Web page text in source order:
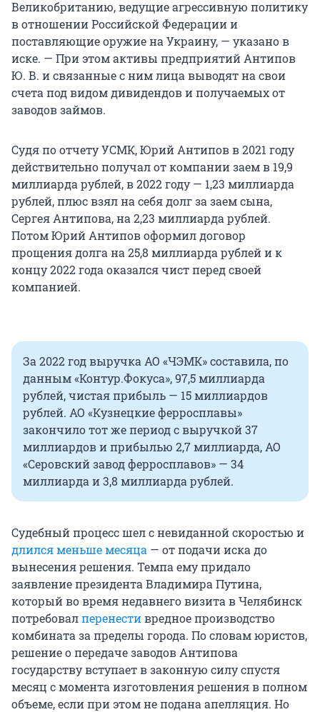
Великобританию, ведущие агрессивную политику
в отношении Российской Федерации и
поставляющие оружие на Украину, — указано в
иске. — При этом активы предприятий Антипов
Ю. В. и связанные с ним лица выводят на свои
счета под видом дивидендов и получаемых от
заводов займов.
Судя по отчету УСМК, Юрий Антипов в 2021 году
действительно получал от компании заем в 19,9
миллиарда рублей, в 2022 году — 1,23 миллиарда
рублей, плюс взял на себя долг за заем сына,
Сергея Антипова, на 2,23 миллиарда рублей.
Потом Юрий Антипов оформил договор
прощения долга на 25,8 миллиарда рублей и к
концу 2022 года оказался чист перед своей
компанией.
За 2022 год выручка АО «ЧЭМК» составила, по
данным «Контур.Фокуса», 97,5 миллиарда
рублей, чистая прибыль — 15 миллиардов
рублей. АО «Кузнецкие ферросплавы»
закончило тот же период с выручкой 37
миллиардов и прибылью 2,7 миллиарда, АО
«Серовский завод ферросплавов» — 34
миллиарда и 3,8 миллиарда рублей.
Судебный процесс шел с невиданной скоростью и
длился меньше месяца — от подачи иска до
вынесения решения. Темпа ему придало
заявление президента Владимира Путина,
который во время недавнего визита в Челябинск
потребовалперенестивредное производство
комбината за пределы города. По словам юристов,
решение о передаче заводов Антипова
государству вступает в законную силу спустя
месяц с момента изготовления решения в полном
объеме, если при этом не подана апелляция. Но